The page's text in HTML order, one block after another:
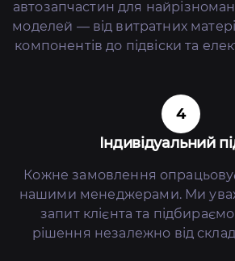
автозапчастин для
моделей — від витратних
компонентів до підвіски та
4
Індивідуальний
Кожне замовлення
нашими менеджерами. Ми
запит клієнта та
рішення незалежно від